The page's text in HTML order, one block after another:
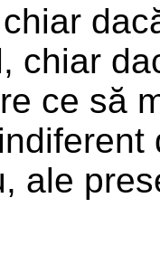
chiar
ce să
ale